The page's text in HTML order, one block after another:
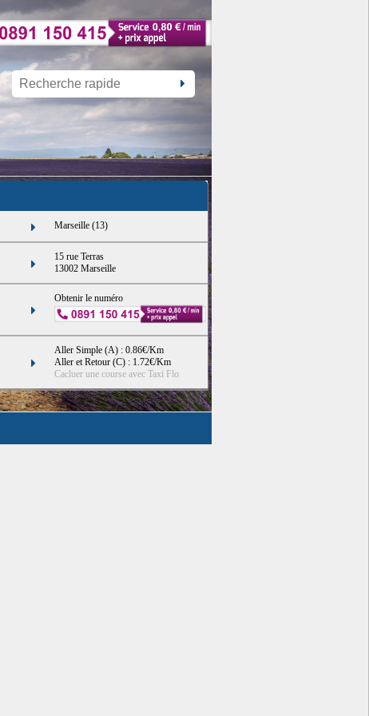
Marseille (13)
15 rue Terras
13002 Marseille
Obtenir le numéro
Aller Simple (A) : 0.86€/Km
Aller et Retour (C) : 1.72€/Km
Cacluer une course avec Taxi Flo